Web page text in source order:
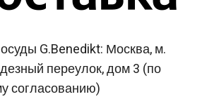
G.Benedikt: Москва, м.
переулок, дом 3 (по
согласованию)